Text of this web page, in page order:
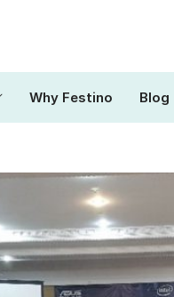
Why Festino Blog